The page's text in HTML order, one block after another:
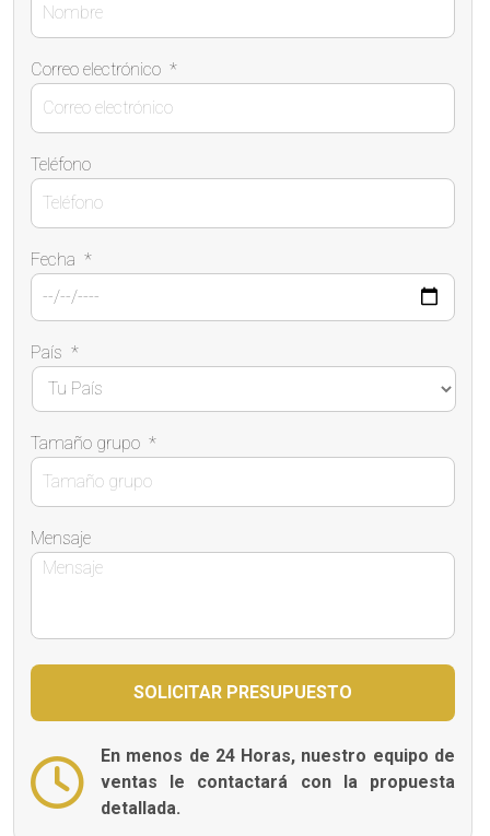
Correo electrónico *
Teléfono
Fecha *
País *
Tamaño grupo *
Mensaje
En menos de 24 Horas, nuestro equipo de
ventas le contactará con la propuesta
detallada.